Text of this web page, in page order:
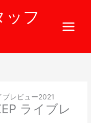
ッフ
レビュー2021
ライブレ